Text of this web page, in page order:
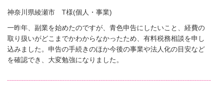
神奈川県綾瀬市 T様(個人・事業)
一昨年、副業を始めたのですが、青色申告にしたいこと、経費の
取り扱いがどこまでかわからなかったため、有料税務相談を申し
込みました。申告の手続きのほか今後の事業や法人化の目安など
を確認でき、大変勉強になりました。